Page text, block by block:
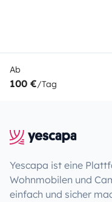
Ab
100 €/Tag
Yescapa ist eine
Wohnmobilen und
einfach und sicher